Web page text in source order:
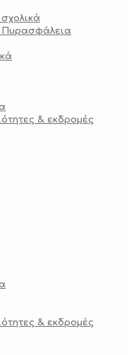
Πυρασφάλεια
& εκδρομές
& εκδρομές